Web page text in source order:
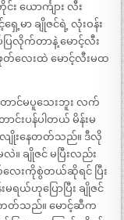
ယောင်္ကျား လီး
မာ ချိုဇင်ရဲ့ လုံးဝန်း
ြလိုက်တာနဲ့ မောင့်လီး
လေးထဲ မောင့်လီးမထ
ောင်မပူသေးဘူး လက်
င်းပန်ပါတယ် မိန်းမ
းလျိုးနေတတ်သည်။ ဒီလို
ချိုဇင် မပြီးလည်း
တ်လေးကိုစွဲတယ်ဆိုရင် ပြီး
ရယ်ဟုပြောပြီး ချိုဇင်
ေတတ်သည်။ မောင့်ဆီက